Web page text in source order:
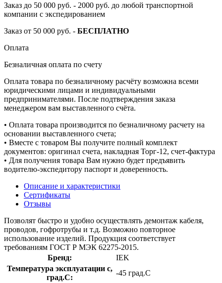
Заказ до 50 000 руб. - 2000 руб. до любой транспортной
компании с экспедированием
Заказ от 50 000 руб. - БЕСПЛАТНО
Оплата
Безналичная оплата по счету
Оплата товара по безналичному расчёту возможна всеми
юридическими лицами и индивидуальными
предпринимателями. После подтверждения заказа
менеджером вам выставленного счёта.
• Оплата товара производится по безналичному расчету на
основании выставленного счета;
• Вместе с товаром Вы получите полный комплект
документов: оригинал счета, накладная Торг-12, счет-фактура
• Для получения товара Вам нужно будет предъявить
водителю-экспедитору паспорт и доверенность.
Описание и характеристики
Сертификаты
Отзывы
Позволят быстро и удобно осуществлять демонтаж кабеля,
проводов, гофротрубы и т.д. Возможно повторное
использование изделий. Продукция соответствует
требованиям ГОСТ Р МЭК 62275-2015.
Бренд:
IEK
Температура эксплуатации с,
град.C:
-45 град.C